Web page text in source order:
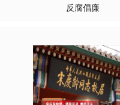
反腐倡廉